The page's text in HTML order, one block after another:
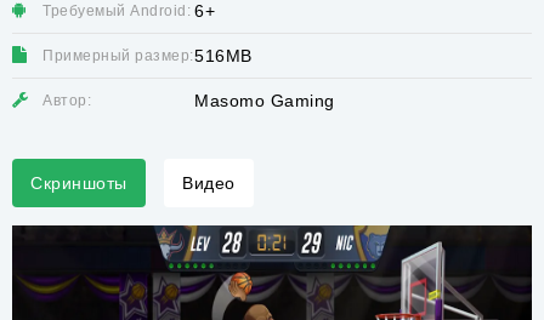
Требуемый Android: 6+
Примерный размер:516MB
Автор: Masomo Gaming
Скриншоты Видео